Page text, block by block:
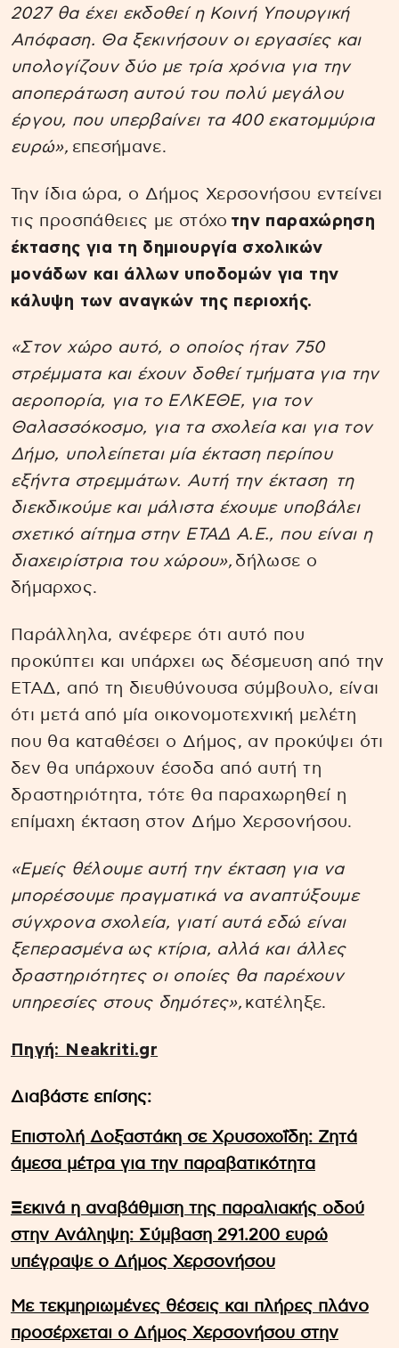
2027 θα έχει εκδοθεί η Κοινή Υπουργική
Απόφαση. Θα ξεκινήσουν οι εργασίες και
υπολογίζουν δύο με τρία χρόνια για την
αποπεράτωση αυτού του πολύ μεγάλου
έργου, που υπερβαίνει τα 400 εκατομμύρια
ευρώ», επεσήμανε.
Την ίδια ώρα, ο Δήμος Χερσονήσου εντείνει
τις προσπάθειες με στόχο την παραχώρηση
έκτασης για τη δημιουργία σχολικών
μονάδων και άλλων υποδομών για την
κάλυψη των αναγκών της περιοχής.
«Στον χώρο αυτό, ο οποίος ήταν 750
στρέμματα και έχουν δοθεί τμήματα για την
αεροπορία, για το ΕΛΚΕΘΕ, για τον
Θαλασσόκοσμο, για τα σχολεία και για τον
Δήμο, υπολείπεται μία έκταση περίπου
εξήντα στρεμμάτων. Αυτή την έκταση τη
διεκδικούμε και μάλιστα έχουμε υποβάλει
σχετικό αίτημα στην ΕΤΑΔ Α.Ε., που είναι η
διαχειρίστρια του χώρου», δήλωσε ο
δήμαρχος.
Παράλληλα, ανέφερε ότι αυτό που
προκύπτει και υπάρχει ως δέσμευση από την
ΕΤΑΔ, από τη διευθύνουσα σύμβουλο, είναι
ότι μετά από μία οικονομοτεχνική μελέτη
που θα καταθέσει ο Δήμος, αν προκύψει ότι
δεν θα υπάρχουν έσοδα από αυτή τη
δραστηριότητα, τότε θα παραχωρηθεί η
επίμαχη έκταση στον Δήμο Χερσονήσου.
«Εμείς θέλουμε αυτή την έκταση για να
μπορέσουμε πραγματικά να αναπτύξουμε
σύγχρονα σχολεία, γιατί αυτά εδώ είναι
ξεπερασμένα ως κτίρια, αλλά και άλλες
δραστηριότητες οι οποίες θα παρέχουν
υπηρεσίες στους δημότες», κατέληξε.
Πηγή: Neakriti.gr
Διαβάστε επίσης:
Επιστολή Δοξαστάκη σε Χρυσοχοΐδη: Ζητά
άμεσα μέτρα για την παραβατικότητα
Ξεκινά η αναβάθμιση της παραλιακής οδού
στην Ανάληψη: Σύμβαση 291.200 ευρώ
υπέγραψε ο Δήμος Χερσονήσου
Με τεκμηριωμένες θέσεις και πλήρες πλάνο
προσέρχεται ο Δήμος Χερσονήσου στην